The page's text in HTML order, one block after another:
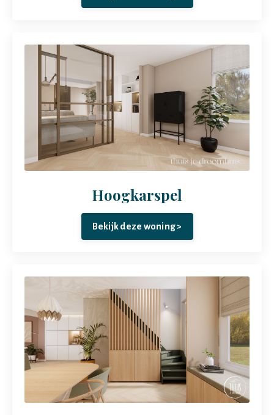
Hoogkarspel
Bekijk deze woning >